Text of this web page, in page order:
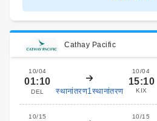
Cathay Pacific
10/04
01:10
DEL स्थानांतरण1स्थानांतरण
10/04
15:10
KIX
10/15 10/15